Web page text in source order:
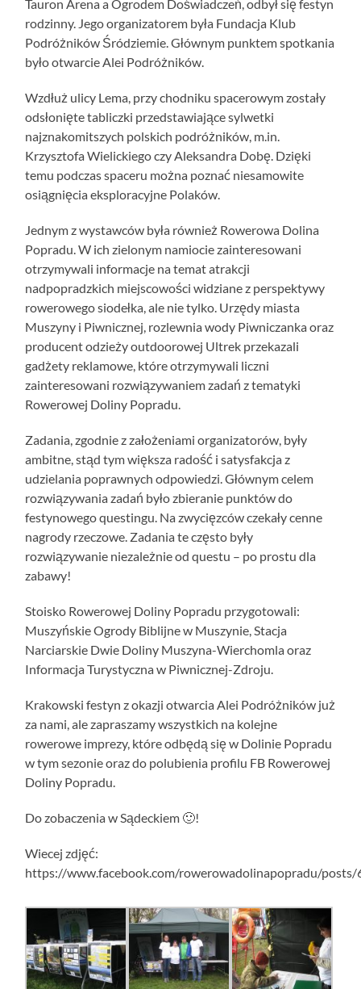
Tauron Arena a Ogrodem Doświadczeń, odbył się festyn
rodzinny. Jego organizatorem była Fundacja Klub
Podróżników Śródziemie. Głównym punktem spotkania
było otwarcie Alei Podróżników.
Wzdłuż ulicy Lema, przy chodniku spacerowym zostały
odsłonięte tabliczki przedstawiające sylwetki
najznakomitszych polskich podróżników, m.in.
Krzysztofa Wielickiego czy Aleksandra Dobę. Dzięki
temu podczas spaceru można poznać niesamowite
osiągnięcia eksploracyjne Polaków.
Jednym z wystawców była również Rowerowa Dolina
Popradu. W ich zielonym namiocie zainteresowani
otrzymywali informacje na temat atrakcji
nadpopradzkich miejscowości widziane z perspektywy
rowerowego siodełka, ale nie tylko. Urzędy miasta
Muszyny i Piwnicznej, rozlewnia wody Piwniczanka oraz
producent odzieży outdoorowej Ultrek przekazali
gadżety reklamowe, które otrzymywali liczni
zainteresowani rozwiązywaniem zadań z tematyki
Rowerowej Doliny Popradu.
Zadania, zgodnie z założeniami organizatorów, były
ambitne, stąd tym większa radość i satysfakcja z
udzielania poprawnych odpowiedzi. Głównym celem
rozwiązywania zadań było zbieranie punktów do
festynowego questingu. Na zwycięzców czekały cenne
nagrody rzeczowe. Zadania te często były
rozwiązywanie niezależnie od questu – po prostu dla
zabawy!
Stoisko Rowerowej Doliny Popradu przygotowali:
Muszyńskie Ogrody Biblijne w Muszynie, Stacja
Narciarskie Dwie Doliny Muszyna-Wierchomla oraz
Informacja Turystyczna w Piwnicznej-Zdroju.
Krakowski festyn z okazji otwarcia Alei Podróżników już
za nami, ale zapraszamy wszystkich na kolejne
rowerowe imprezy, które odbędą się w Dolinie Popradu
w tym sezonie oraz do polubienia profilu FB Rowerowej
Doliny Popradu.
Do zobaczenia w Sądeckiem 🙂!
Wiecej zdjęć:
https://www.facebook.com/rowerowadolinapopradu/